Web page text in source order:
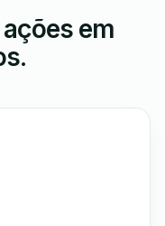
em